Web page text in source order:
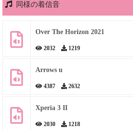
同様の着信音
Over The Horizon 2021
2032 1219
Arrows u
4387 2632
Xperia 3 II
2030 1218